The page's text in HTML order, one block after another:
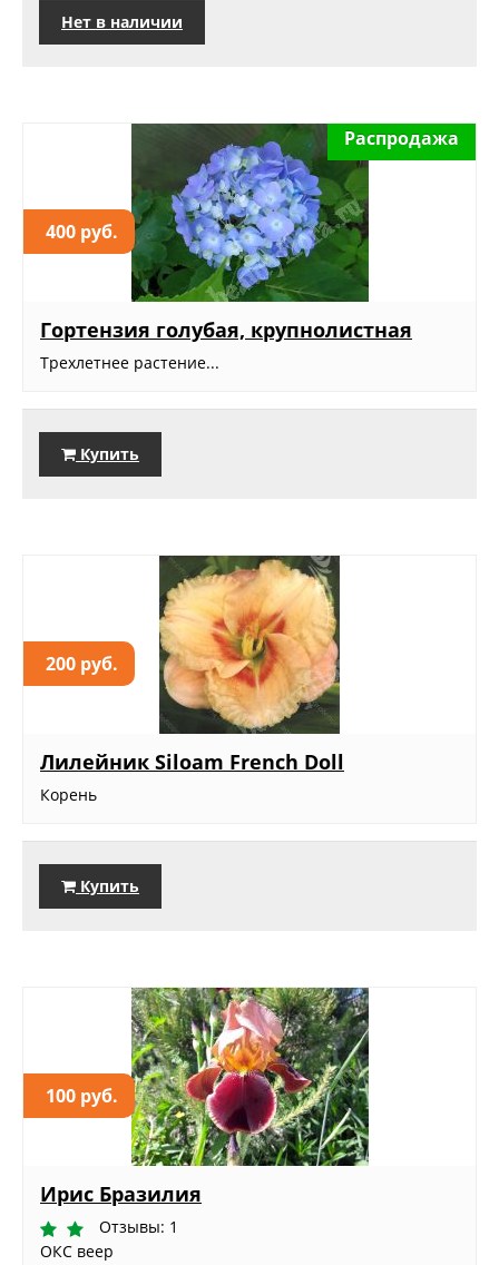
Нет в наличии
400 руб.
Распродажа
Гортензия голубая, крупнолистная
Трехлетнее растение...
Купить
200 руб.
Лилейник Siloam French Doll
Корень
Купить
100 руб.
Ирис Бразилия
Отзывы: 1
ОКС веер